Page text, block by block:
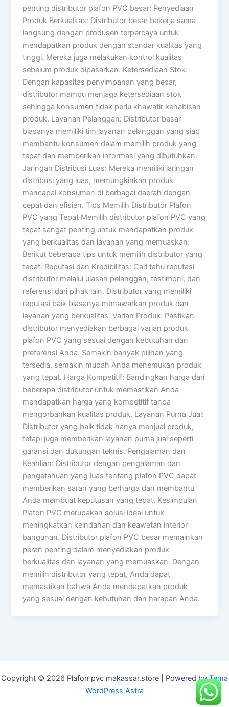
penting distributor plafon PVC besar: Penyediaan
Produk Berkualitas: Distributor besar bekerja sama
langsung dengan produsen terpercaya untuk
mendapatkan produk dengan standar kualitas yang
tinggi. Mereka juga melakukan kontrol kualitas
sebelum produk dipasarkan. Ketersediaan Stok:
Dengan kapasitas penyimpanan yang besar,
distributor mampu menjaga ketersediaan stok
sehingga konsumen tidak perlu khawatir kehabisan
produk. Layanan Pelanggan: Distributor besar
biasanya memiliki tim layanan pelanggan yang siap
membantu konsumen dalam memilih produk yang
tepat dan memberikan informasi yang dibutuhkan.
Jaringan Distribusi Luas: Mereka memiliki jaringan
distribusi yang luas, memungkinkan produk
mencapai konsumen di berbagai daerah dengan
cepat dan efisien. Tips Memilih Distributor Plafon
PVC yang Tepat Memilih distributor plafon PVC yang
tepat sangat penting untuk mendapatkan produk
yang berkualitas dan layanan yang memuaskan.
Berikut beberapa tips untuk memilih distributor yang
tepat: Reputasi dan Kredibilitas: Cari tahu reputasi
distributor melalui ulasan pelanggan, testimoni, dan
referensi dari pihak lain. Distributor yang memiliki
reputasi baik biasanya menawarkan produk dan
layanan yang berkualitas. Varian Produk: Pastikan
distributor menyediakan berbagai varian produk
plafon PVC yang sesuai dengan kebutuhan dan
preferensi Anda. Semakin banyak pilihan yang
tersedia, semakin mudah Anda menemukan produk
yang tepat. Harga Kompetitif: Bandingkan harga dari
beberapa distributor untuk memastikan Anda
mendapatkan harga yang kompetitif tanpa
mengorbankan kualitas produk. Layanan Purna Jual:
Distributor yang baik tidak hanya menjual produk,
tetapi juga memberikan layanan purna jual seperti
garansi dan dukungan teknis. Pengalaman dan
Keahlian: Distributor dengan pengalaman dan
pengetahuan yang luas tentang plafon PVC dapat
memberikan saran yang berharga dan membantu
Anda membuat keputusan yang tepat. Kesimpulan
Plafon PVC merupakan solusi ideal untuk
meningkatkan keindahan dan keawetan interior
bangunan. Distributor plafon PVC besar memainkan
peran penting dalam menyediakan produk
berkualitas dan layanan yang memuaskan. Dengan
memilih distributor yang tepat, Anda dapat
memastikan bahwa Anda mendapatkan produk
yang sesuai dengan kebutuhan dan harapan Anda.
Copyright © 2026 Plafon pvc makassar.store | Powered byTema
WordPress Astra